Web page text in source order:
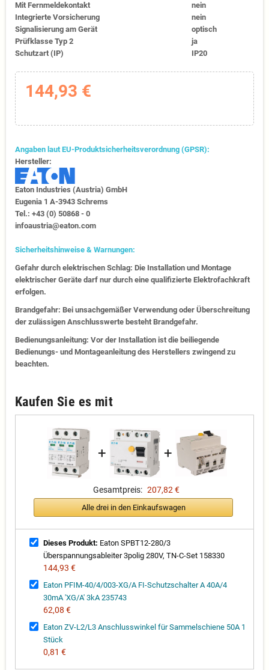
Mit Fernmeldekontakt
nein
Integrierte Vorsicherung
nein
Signalisierung am Gerät
optisch
Prüfklasse Typ 2
ja
Schutzart (IP)
IP20
144,93 €
Angaben laut EU-Produktsicherheitsverordnung (GPSR):
Hersteller:
Eaton Industries (Austria) GmbH
Eugenia 1​ A-3943 Schrems
Tel.: +43 (0) 50868 - 0​
infoaustria@eaton.com
Sicherheitshinweise & Warnungen:
Gefahr durch elektrischen Schlag: Die Installation und Montage
elektrischer Geräte darf nur durch eine qualifizierte Elektrofachkraft
erfolgen.
Brandgefahr: Bei unsachgemäßer Verwendung oder Überschreitung
der zulässigen Anschlusswerte besteht Brandgefahr.
Bedienungsanleitung: Vor der Installation ist die beiliegende
Bedienungs- und Montageanleitung des Herstellers zwingend zu
beachten.
Kaufen Sie es mit
+ +
Gesamtpreis: 207,82 €
Alle drei in den Einkaufswagen
Dieses Produkt: Eaton SPBT12-280/3
Überspannungsableiter 3polig 280V, TN-C-Set 158330
144,93 €
Eaton PFIM-40/4/003-XG/A FI-Schutzschalter A 40A/4
30mA 'XG/A' 3kA 235743
62,08 €
Eaton ZV-L2/L3 Anschlusswinkel für Sammelschiene 50A 1
Stück
0,81 €